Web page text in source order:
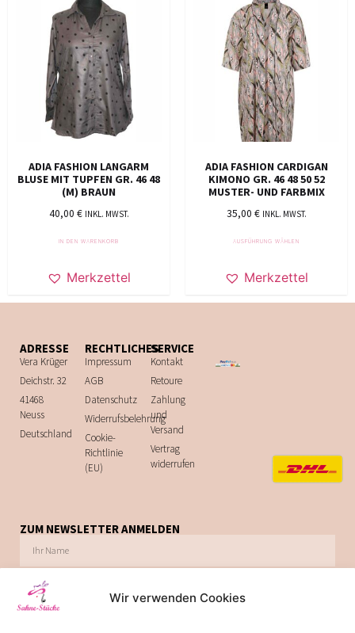
Wir verwenden Cookies
ADIA FASHION LANGARM
BLUSE MIT TUPFEN GR. 46 48
(M) BRAUN
40,00 € INKL. MWST.
IN DEN WARENKORB
Merkzettel
ADIA FASHION CARDIGAN
KIMONO GR. 46 48 50 52
MUSTER- UND FARBMIX
35,00 € INKL. MWST.
AUSFÜHRUNG WÄHLEN
Merkzettel
ADRESSE
Vera Krüger
Deichstr. 32
41468
Neuss
Deutschland
RECHTLICHES
Impressum
AGB
Datenschutz
Widerrufsbelehrung
Cookie-
Richtlinie
(EU)
SERVICE
Kontakt
Retoure
Zahlung
und
Versand
Vertrag
widerrufen
ZUM NEWSLETTER ANMELDEN